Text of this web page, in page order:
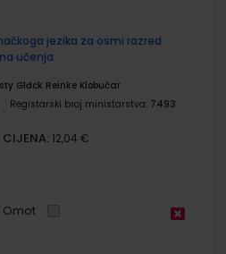
jezika za osmi razred
učenja
Glđck Reinke Klobučar
Registarski broj ministarstva: 7493
CIJENA: 12,04 €
Omot